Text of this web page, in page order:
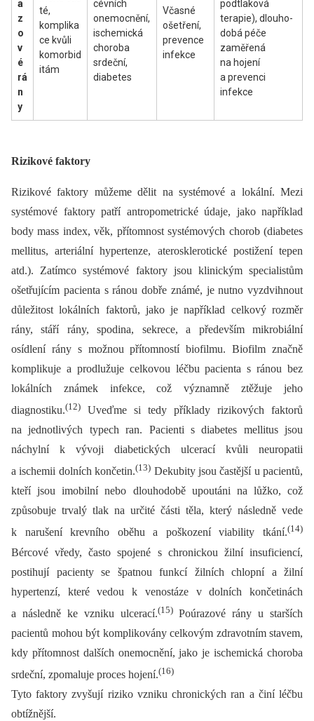
a
z
o
v
é
rá
n
y
té,
komplika
ce kvůli
komorbid
itám
cévních
onemocnění,
ischemická
choroba
srdeční,
diabetes
Včasné
ošetření,
prevence
infekce
podtlaková
terapie), dlouho-
dobá péče
zaměřená
na hojení
a prevenci
infekce
Rizikové faktory
Rizikové faktory můžeme dělit na systémové a lokální. Mezi
systémové faktory patří antropometrické údaje, jako například
body mass index, věk, přítomnost systémových chorob (diabetes
mellitus, arteriální hypertenze, aterosklerotické postižení tepen
atd.). Zatímco systémové faktory jsou klinickým specialistům
ošetřujícím pacienta s ránou dobře známé, je nutno vyzdvihnout
důležitost lokálních faktorů, jako je například celkový rozměr
rány, stáří rány, spodina, sekrece, a především mikrobiální
osídlení rány s možnou přítomností biofilmu. Biofilm značně
komplikuje a prodlužuje celkovou léčbu pacienta s ránou bez
lokálních známek infekce, což významně ztěžuje jeho
diagnostiku.(12) Uveďme si tedy příklady rizikových faktorů
na jednotlivých typech ran. Pacienti s diabetes mellitus jsou
náchylní k vývoji diabetických ulcerací kvůli neuropatii
a ischemii dolních končetin.(13) Dekubity jsou častější u pacientů,
kteří jsou imobilní nebo dlouhodobě upoutáni na lůžko, což
způsobuje trvalý tlak na určité části těla, který následně vede
k narušení krevního oběhu a poškození viability tkání.(14)
Bércové vředy, často spojené s chronickou žilní insuficiencí,
postihují pacienty se špatnou funkcí žilních chlopní a žilní
hypertenzí, které vedou k venostáze v dolních končetinách
a následně ke vzniku ulcerací.(15)Poúrazové rány u starších
pacientů mohou být komplikovány celkovým zdravotním stavem,
kdy přítomnost dalších onemocnění, jako je ischemická choroba
srdeční, zpomaluje proces hojení.(16)
Tyto faktory zvyšují riziko vzniku chronických ran a činí léčbu
obtížnější.